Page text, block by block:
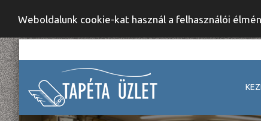
Weboldalunk cookie-kat használ a felhasználói